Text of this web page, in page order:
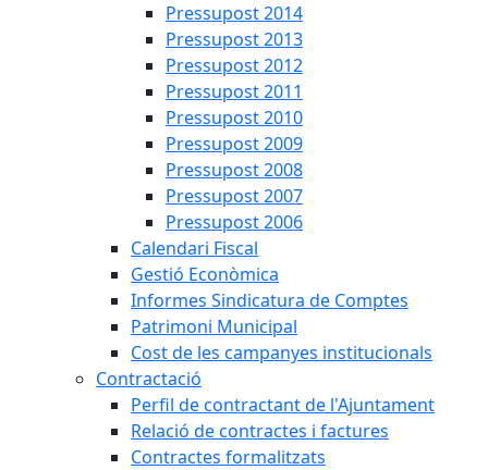
Pressupost 2014
Pressupost 2013
Pressupost 2012
Pressupost 2011
Pressupost 2010
Pressupost 2009
Pressupost 2008
Pressupost 2007
Pressupost 2006
Calendari Fiscal
Gestió Econòmica
Informes Sindicatura de Comptes
Patrimoni Municipal
Cost de les campanyes institucionals
Contractació
Perfil de contractant de l'Ajuntament
Relació de contractes i factures
Contractes formalitzats